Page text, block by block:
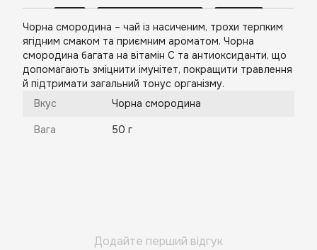
Чорна смородина – чай із насиченим, трохи терпким
ягідним смаком та приємним ароматом. Чорна
смородина багата на вітамін C та антиоксиданти, що
допомагають зміцнити імунітет, покращити травлення
й підтримати загальний тонус організму.
Вкус
Чорна смородина
Вага 50 г
Додайте перший відгук